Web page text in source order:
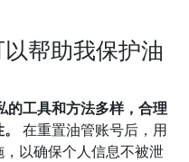
帮助我保护油
工具和方法多样，合理
在重置油管账号后，用
以确保个人信息不被泄